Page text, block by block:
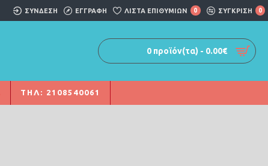
ΣΎΝΔΕΣΗ ΕΓΓΡΑΦΗ ΛΊΣΤΑ ΕΠΙΘΥΜΙΏΝ 0 ΣΥΓΚΡΙΣΗ 0
0 προϊόν(τα) - 0.00€
ΤΗΛ: 2108540061